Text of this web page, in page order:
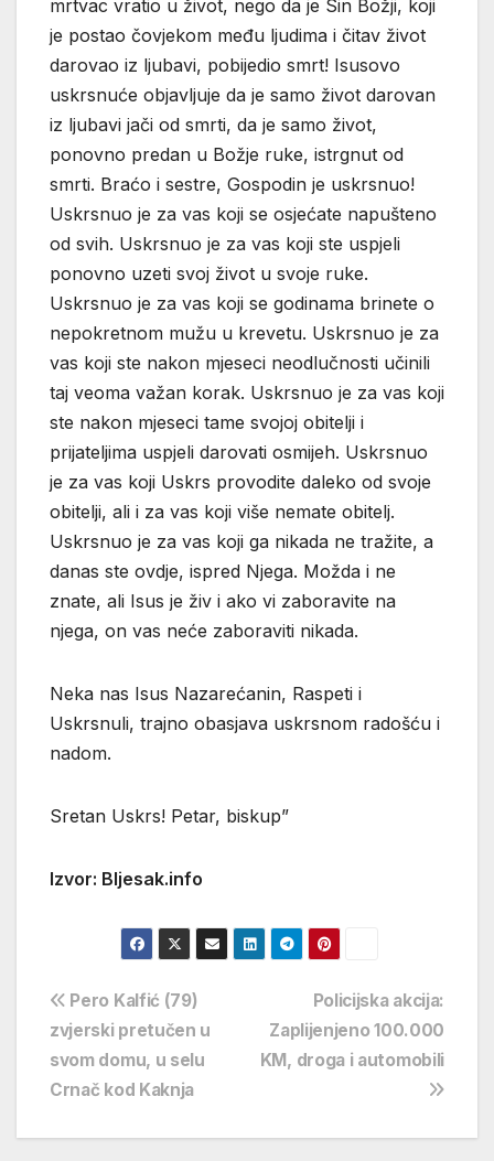
mrtvac vratio u život, nego da je Sin Božji, koji
je postao čovjekom među ljudima i čitav život
darovao iz ljubavi, pobijedio smrt! Isusovo
uskrsnuće objavljuje da je samo život darovan
iz ljubavi jači od smrti, da je samo život,
ponovno predan u Božje ruke, istrgnut od
smrti. Braćo i sestre, Gospodin je uskrsnuo!
Uskrsnuo je za vas koji se osjećate napušteno
od svih. Uskrsnuo je za vas koji ste uspjeli
ponovno uzeti svoj život u svoje ruke.
Uskrsnuo je za vas koji se godinama brinete o
nepokretnom mužu u krevetu. Uskrsnuo je za
vas koji ste nakon mjeseci neodlučnosti učinili
taj veoma važan korak. Uskrsnuo je za vas koji
ste nakon mjeseci tame svojoj obitelji i
prijateljima uspjeli darovati osmijeh. Uskrsnuo
je za vas koji Uskrs provodite daleko od svoje
obitelji, ali i za vas koji više nemate obitelj.
Uskrsnuo je za vas koji ga nikada ne tražite, a
danas ste ovdje, ispred Njega. Možda i ne
znate, ali Isus je živ i ako vi zaboravite na
njega, on vas neće zaboraviti nikada.
Neka nas Isus Nazarećanin, Raspeti i
Uskrsnuli, trajno obasjava uskrsnom radošću i
nadom.
Sretan Uskrs! Petar, biskup”
Izvor: Bljesak.info
Navigacija
objava
Policijska akcija:
Zaplijenjeno 100.000
KM, droga i automobili
Pero Kalfić (79)
zvjerski pretučen u
svom domu, u selu
Crnač kod Kaknja